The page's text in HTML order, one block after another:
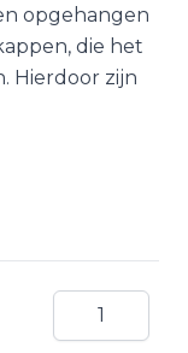
opgehangen
die het
Hierdoor zijn
Aantal